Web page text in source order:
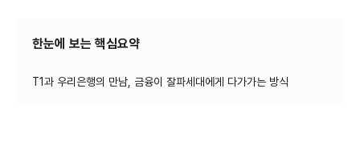
한눈에 보는 핵심요약